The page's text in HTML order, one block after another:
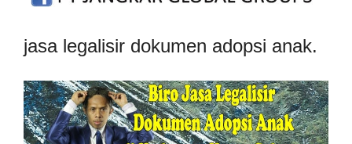
jasa legalisir dokumen adopsi anak.